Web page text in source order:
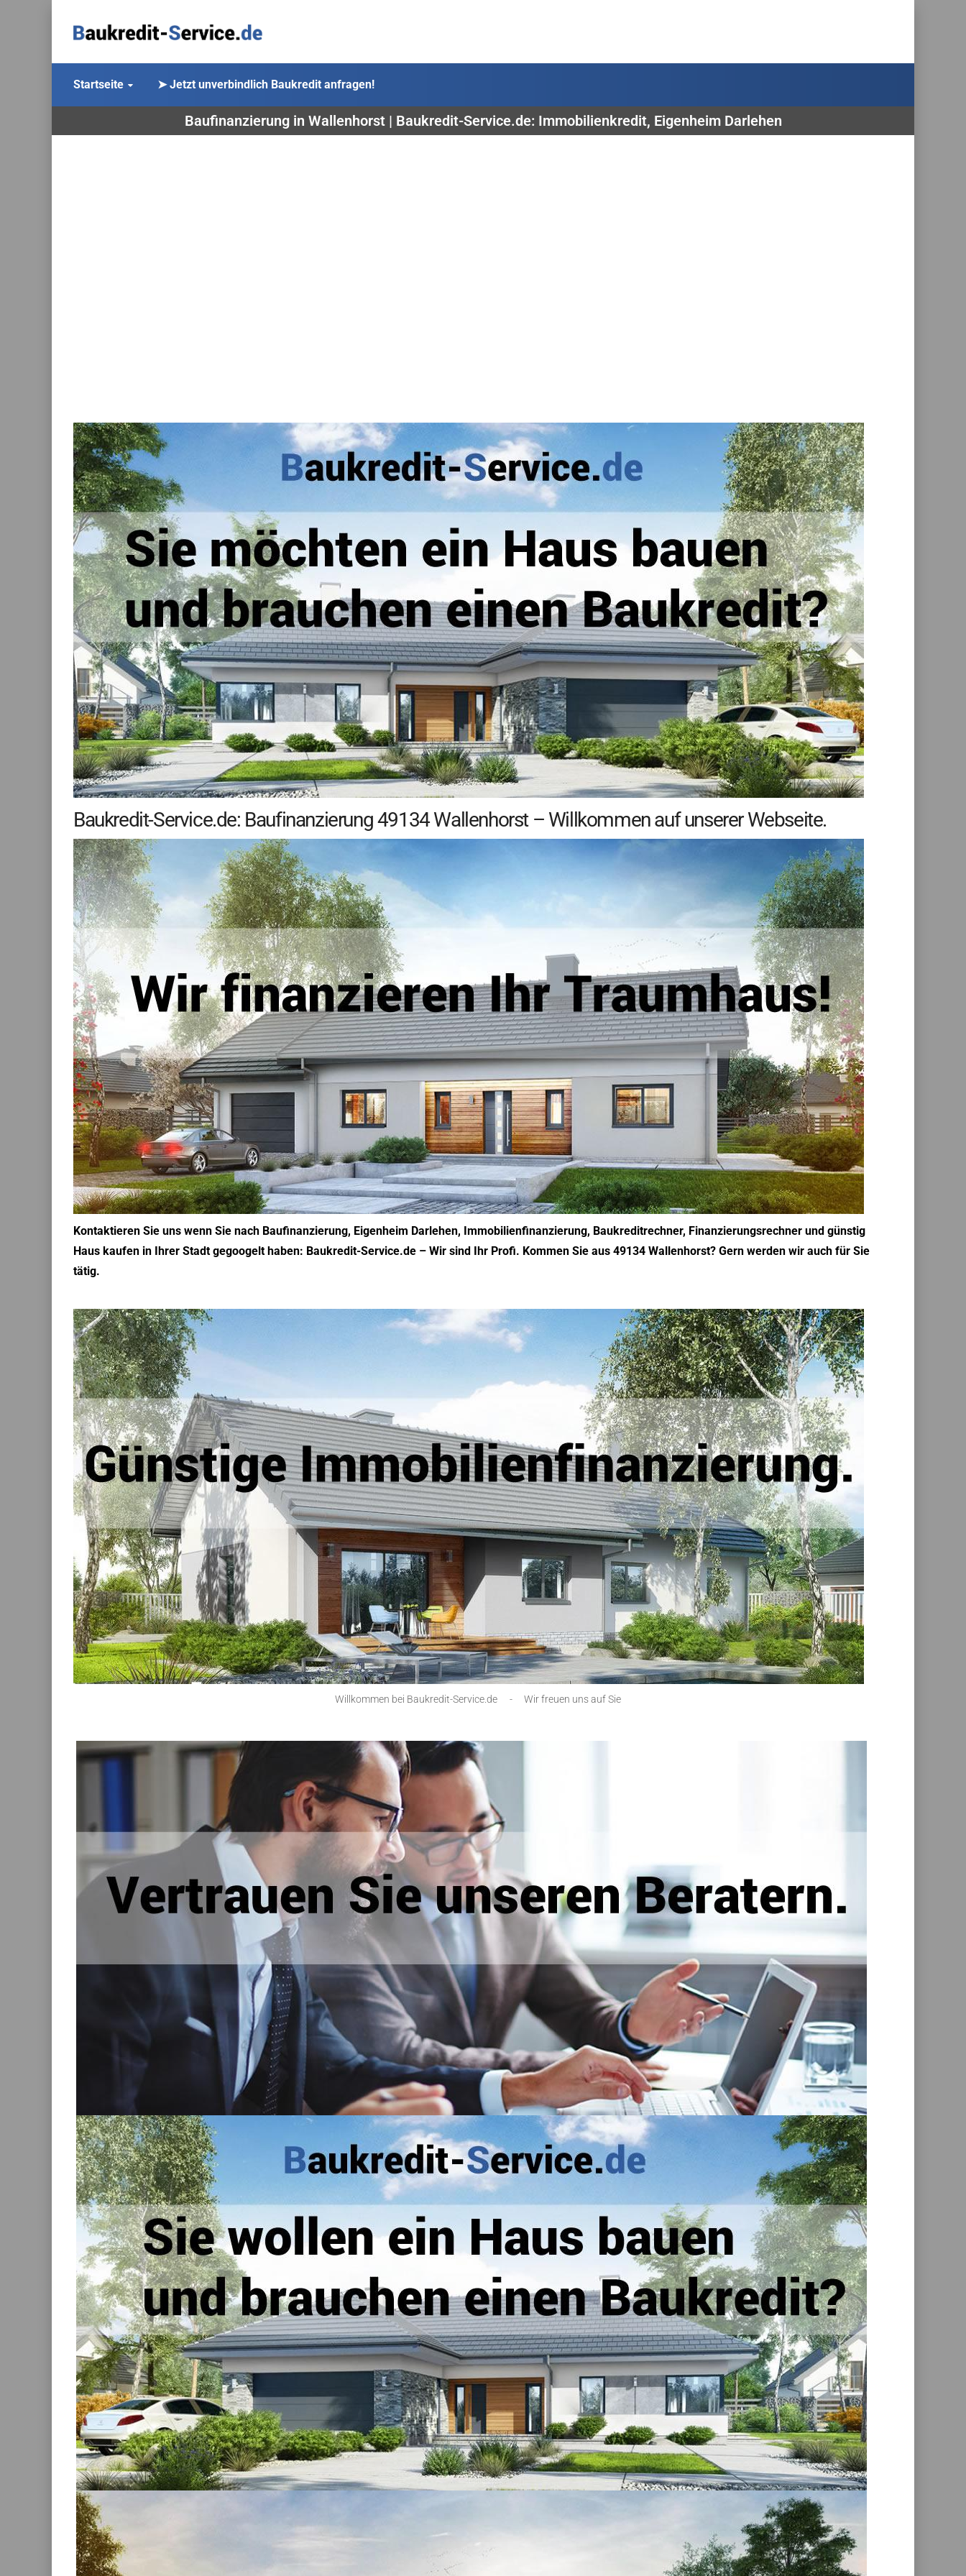
Startseite ➤ Jetzt unverbindlich Baukredit anfragen!
Baufinanzierung in Wallenhorst | Baukredit-Service.de: Immobilienkredit, Eigenheim Darlehen
Baukredit-Service.de: Baufinanzierung 49134 Wallenhorst – Willkommen auf unserer Webseite.
Kontaktieren Sie uns wenn Sie nach Baufinanzierung, Eigenheim Darlehen, Immobilienfinanzierung, Baukreditrechner, Finanzierungsrechner und günstig
Haus kaufen in Ihrer Stadt gegoogelt haben: Baukredit-Service.de – Wir sind Ihr Profi. Kommen Sie aus 49134 Wallenhorst? Gern werden wir auch für Sie
tätig.
Willkommen bei Baukredit-Service.de - Wir freuen uns auf Sie